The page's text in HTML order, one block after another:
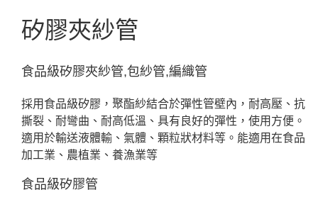
矽膠夾紗管
食品級矽膠夾紗管,包紗管,編織管
採用食品級矽膠，聚酯紗結合於彈性管壁內，耐高壓、抗
撕裂、耐彎曲、耐高低溫、具有良好的彈性，使用方便。
適用於輸送液體輸、氣體、顆粒狀材料等。能適用在食品
加工業、農植業、養漁業等
食品級矽膠管